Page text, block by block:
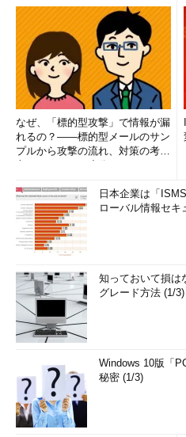
しかし、諸事情により文字コー
あるかもしれない。その場合には
けない処理を書くか、以下のよ
して、文字コードを整理するとい
Perlの場合 ：
PHPの場合 ：
スケープの機能が有効になってい
る。思いがけないところで、こ
している可能性がある。できる
の機能は無効にして、必要な個所
このマルチバイトの問題はSQL
スサイトスクリプティングなど
際には見落としがないように注意
【関連リンク】マルチ
ルチバイトの落とし穴
http://
hoshino10/
なぜ、「標的型攻撃」で情報が漏
れるの？――標的型メールのサン
プルから攻撃の流れ、対策の考え
日本企業は「
ローバル情報セキ
知っておいて損は
グレード方法 (1/3)
Windows 10版「
秘密 (1/3)